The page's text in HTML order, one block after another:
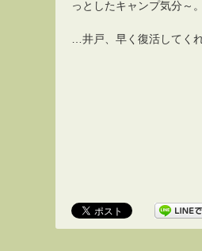
っとしたキャンプ気分～。
…井戸、早く復活してく